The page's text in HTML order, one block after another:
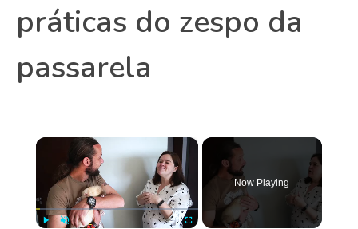
práticas do zespo da
passarela
×
Now Playing